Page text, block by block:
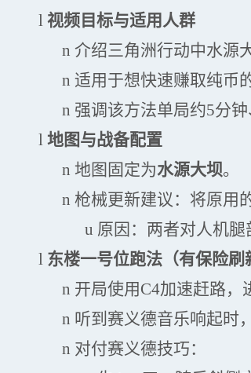
l 视频目标与适用人群
n 介绍三角洲行动中水源
n 适用于想快速赚取纯币
n 强调该方法单局约5分
l 地图与战备配置
n 地图固定为水源大坝。
n 枪械更新建议：将原用
u 原因：两者对人机
l 东楼一号位跑法（有保险刷
n 开局使用 C4加速赶路，
n 听到赛义德音乐响起时
n 对付赛义德技巧：